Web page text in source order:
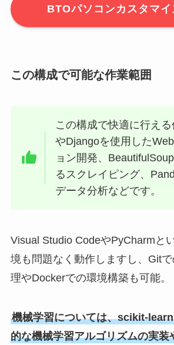
BTOパソコンカスタマイ
この構成で可能な作業範囲
この構成で快適に行え
やDjangoを使用した
ョン開発、
るスクレイピング、
データ分析などです。
Visual Studio CodeやPyCharmと
境も問題なく動作しますし、Git
理やDockerでの環境構築も可能。
機械学習については、scikit-
的な機械学習アルゴリズムの実装